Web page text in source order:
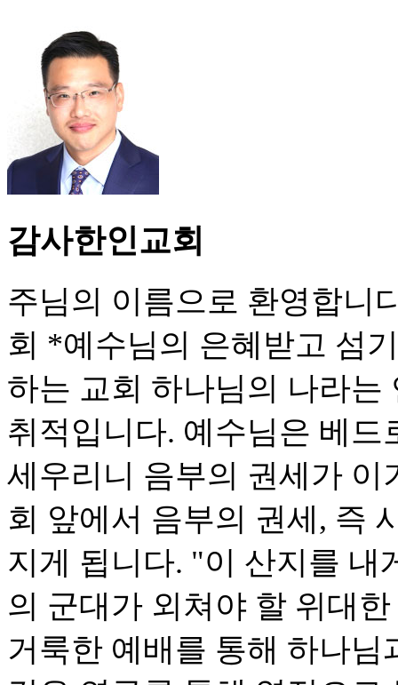
감사한인교회
주님의 이름으로 환영합니
회 *예수님의 은혜받고 섬
하는 교회 하나님의 나라
취적입니다. 예수님은 베
세우리니 음부의 권세가
회 앞에서 음부의 권세, 즉
지게 됩니다. "이 산지를 내
의 군대가 외쳐야 할 위대
거룩한 예배를 통해 하나